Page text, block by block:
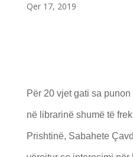
Qer 17, 2019
Për 20 vjet gati sa
në librarinë shumë të
Prishtinë, Sabahete